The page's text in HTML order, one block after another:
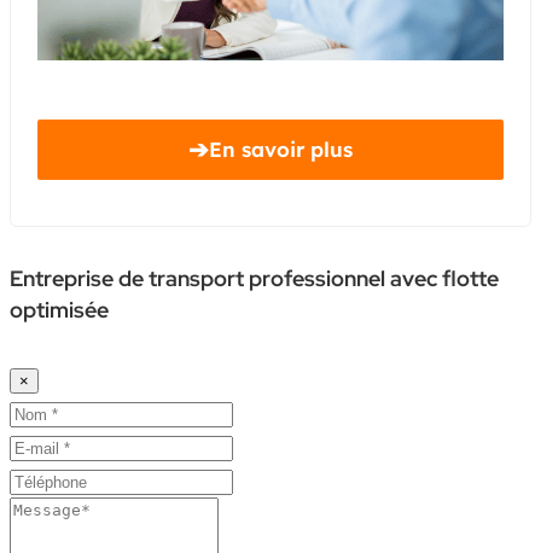
➔En savoir plus
Entreprise de transport professionnel avec flotte
optimisée
×